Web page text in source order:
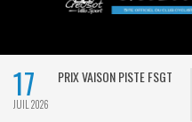
17
JUIL 2026
PRIX VAISON PISTE FSGT